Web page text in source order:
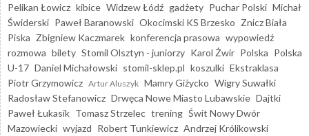
Pelikan Łowicz kibice Widzew Łódź gadżety Puchar Polski Michał
Świderski Paweł Baranowski Okocimski KS Brzesko Znicz Biała
Piska Zbigniew Kaczmarek konferencja prasowa wypowiedź
rozmowa bilety Stomil Olsztyn - juniorzy Karol Żwir Polska Polska
U-17 Daniel Michałowski stomil-sklep.pl koszulki Ekstraklasa
Piotr Grzymowicz Artur Aluszyk Mamry Giżycko Wigry Suwałki
Radosław Stefanowicz Drwęca Nowe Miasto Lubawskie Dajtki
Paweł Łukasik Tomasz Strzelec trening Świt Nowy Dwór
Mazowiecki wyjazd Robert Tunkiewicz Andrzej Królikowski